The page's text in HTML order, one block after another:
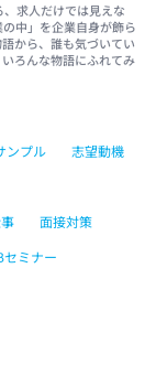
求人だけでは見えな
中」を企業自身が飾ら
から、誰も気づいてい
ろんな物語にふれてみ
ンプル
志望動機
面接対策
セミナー